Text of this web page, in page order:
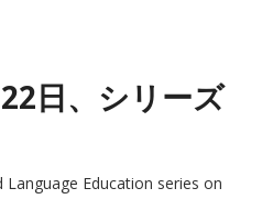
日、シリーズ
Education series on